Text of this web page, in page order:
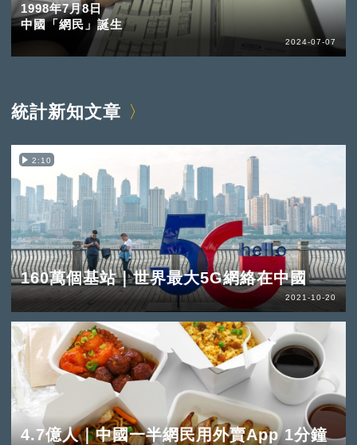
1998年7月8日
中國「網民」誕生
2024-07-07
統計新知文章
2:10
160萬個基站｜世界最大5G網絡在中國
2021-10-20
4.7億人｜中國一半網民用外賣App 1分鐘